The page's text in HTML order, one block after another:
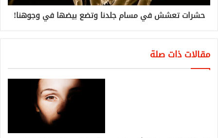
حشرات تعشش في مسام جلدنا وتضع بيضها في وجوهنا!
مقالات ذات صلة